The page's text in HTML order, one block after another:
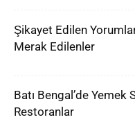
Şikayet Edilen
Merak Edilenler
Batı Bengal’de Yemek
Restoranlar